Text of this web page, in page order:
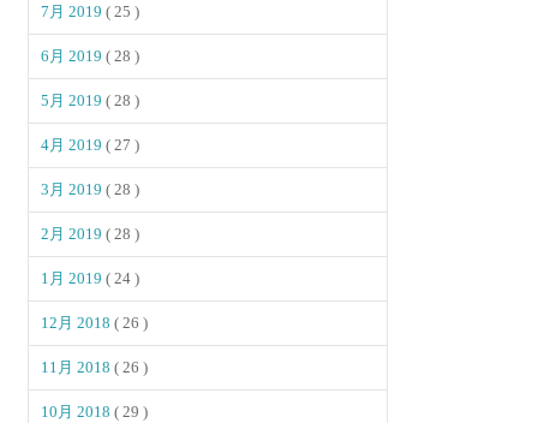
7月 2019( 25 )
6月 2019( 28 )
5月 2019( 28 )
4月 2019( 27 )
3月 2019( 28 )
2月 2019( 28 )
1月 2019( 24 )
12月 2018( 26 )
11月 2018( 26 )
10月 2018( 29 )